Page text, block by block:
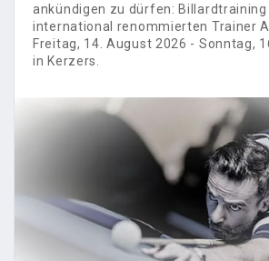
ankündigen zu dürfen:
international renommierten Trainer
Freitag, 14. August 2026 - Sonntag,
in Kerzers.